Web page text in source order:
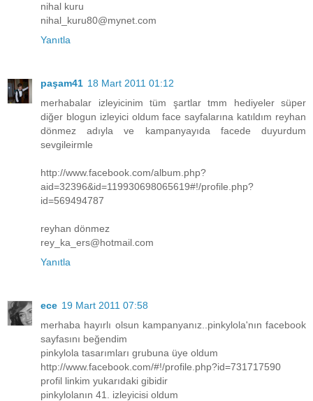
nihal kuru
nihal_kuru80@mynet.com
Yanıtla
paşam41 18 Mart 2011 01:12
merhabalar izleyicinim tüm şartlar tmm hediyeler süper
diğer blogun izleyici oldum face sayfalarına katıldım reyhan
dönmez adıyla ve kampanyayıda facede duyurdum
sevgileirmle
http://www.facebook.com/album.php?
aid=32396&id=119930698065619#!/profile.php?
id=569494787
reyhan dönmez
rey_ka_ers@hotmail.com
Yanıtla
ece 19 Mart 2011 07:58
merhaba hayırlı olsun kampanyanız..pinkylola'nın facebook
sayfasını beğendim
pinkylola tasarımları grubuna üye oldum
http://www.facebook.com/#!/profile.php?id=731717590
profil linkim yukarıdaki gibidir
pinkylolanın 41. izleyicisi oldum